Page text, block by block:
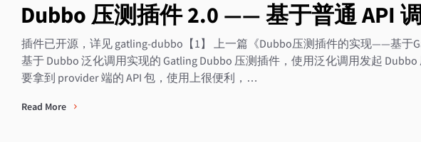
Dubbo 压测插件 2.0 —— 基于普通 API
插件已开源，详见 gatling-dubbo【1】 上一篇《Dubbo压测插件的实现——基于
基于 Dubbo 泛化调用实现的 Gatling Dubbo 压测插件，使用泛化调用发起
要拿到 provider 端的 API 包，使用上很便利，…
Read More